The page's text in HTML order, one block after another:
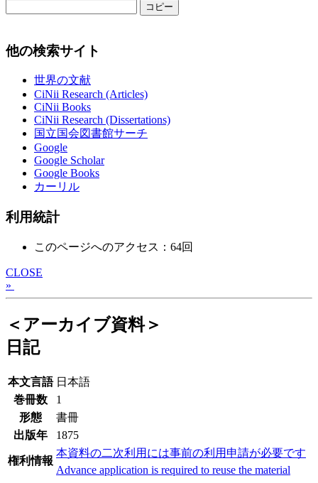
コピー
他の検索サイト
世界の文献
CiNii Research (Articles)
CiNii Books
CiNii Research (Dissertations)
国立国会図書館サーチ
Google
Google Scholar
Google Books
カーリル
利用統計
このページへのアクセス：64回
CLOSE
»
＜アーカイブ資料＞
日記
本文言語 日本語
巻冊数
1
形態
書冊
出版年
1875
権利情報
本資料の二次利用には事前の利用申請が必要です
Advance application is required to reuse the material